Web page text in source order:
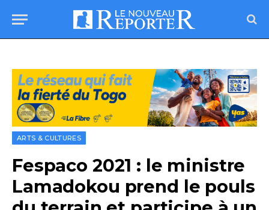
ARTS & CULTURES
Fespaco 2021 : le ministre
Lamadokou prend le pouls